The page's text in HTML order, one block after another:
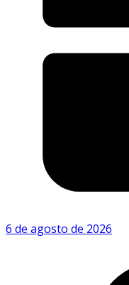
6 de agosto de 2026